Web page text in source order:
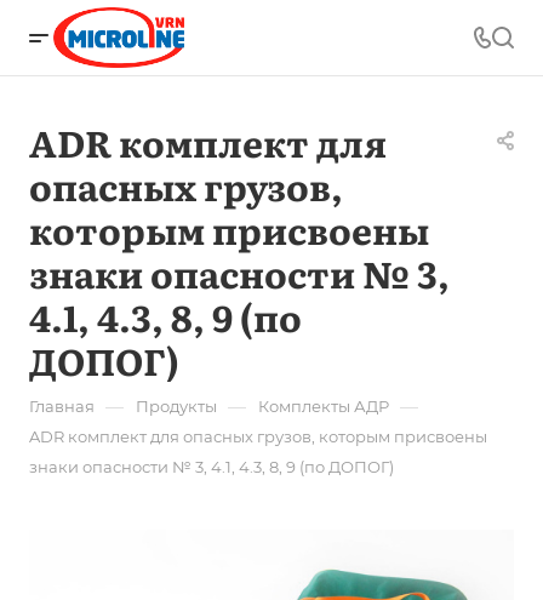
ADR комплект для
опасных грузов,
которым присвоены
знаки опасности № 3,
4.1, 4.3, 8, 9 (по
ДОПОГ)
Главная — Продукты — Комплекты АДР —
ADR комплект для опасных грузов, которым присвоены
знаки опасности № 3, 4.1, 4.3, 8, 9 (по ДОПОГ)